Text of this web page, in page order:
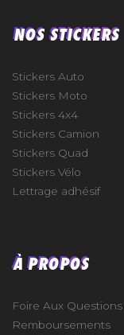
NOS STICKERS
Stickers Auto
Stickers Moto
Stickers 4x4
Stickers Camion
Stickers Quad
Stickers Vélo
Lettrage adhésif
À PROPOS
Foire Aux Questions
Remboursements